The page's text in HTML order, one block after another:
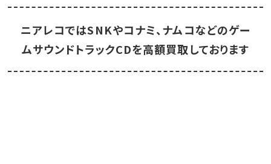
ニアレコではSNKやコナミ、ナムコなどのゲー
ムサウンドトラックCDを高額買取しております